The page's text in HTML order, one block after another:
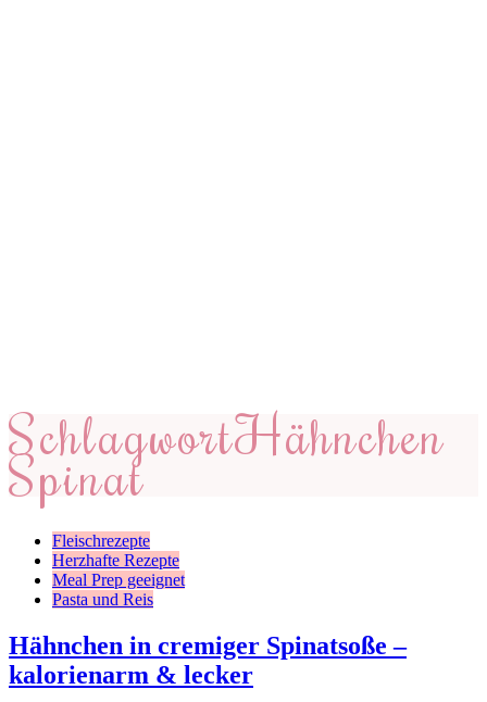
SchlagwortHähnchen
Spinat
Fleischrezepte
Herzhafte Rezepte
Meal Prep geeignet
Pasta und Reis
Hähnchen in cremiger Spinatsoße –
kalorienarm & lecker